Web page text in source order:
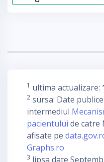
1 ultima actualizare:
2 sursa: Date
intermediul
pacientului de catre
afisate pe
Graphs.ro
3 lipsa date